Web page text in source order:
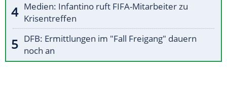
Medien: Infantino ruft FIFA-Mitarbeiter zu
Krisentreffen
DFB: Ermittlungen im "Fall Freigang" dauern
noch an